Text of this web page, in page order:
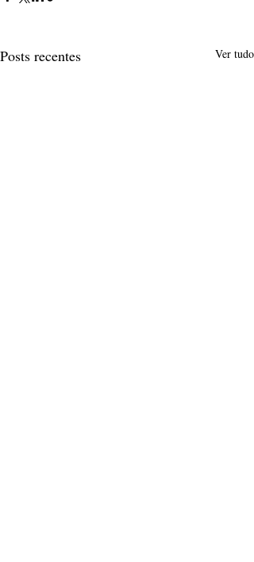
Posts recentes Ver tudo